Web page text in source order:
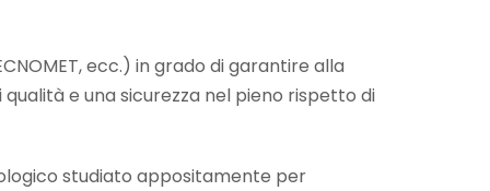
ecc.) in grado di garantire alla
e una sicurezza nel pieno rispetto di
studiato appositamente per